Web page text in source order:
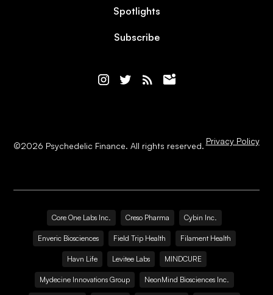
Spotlights
Subscribe
©2026 Psychedelic Finance. All rights reserved. Privacy Policy
Core One Labs Inc. Creso Pharma Cybin Inc.
Enveric Biosciences Field Trip Health Filament Health
Havn Life Levitee Labs MINDCURE
Mydecine Innovations Group NeonMind Biosciences Inc.